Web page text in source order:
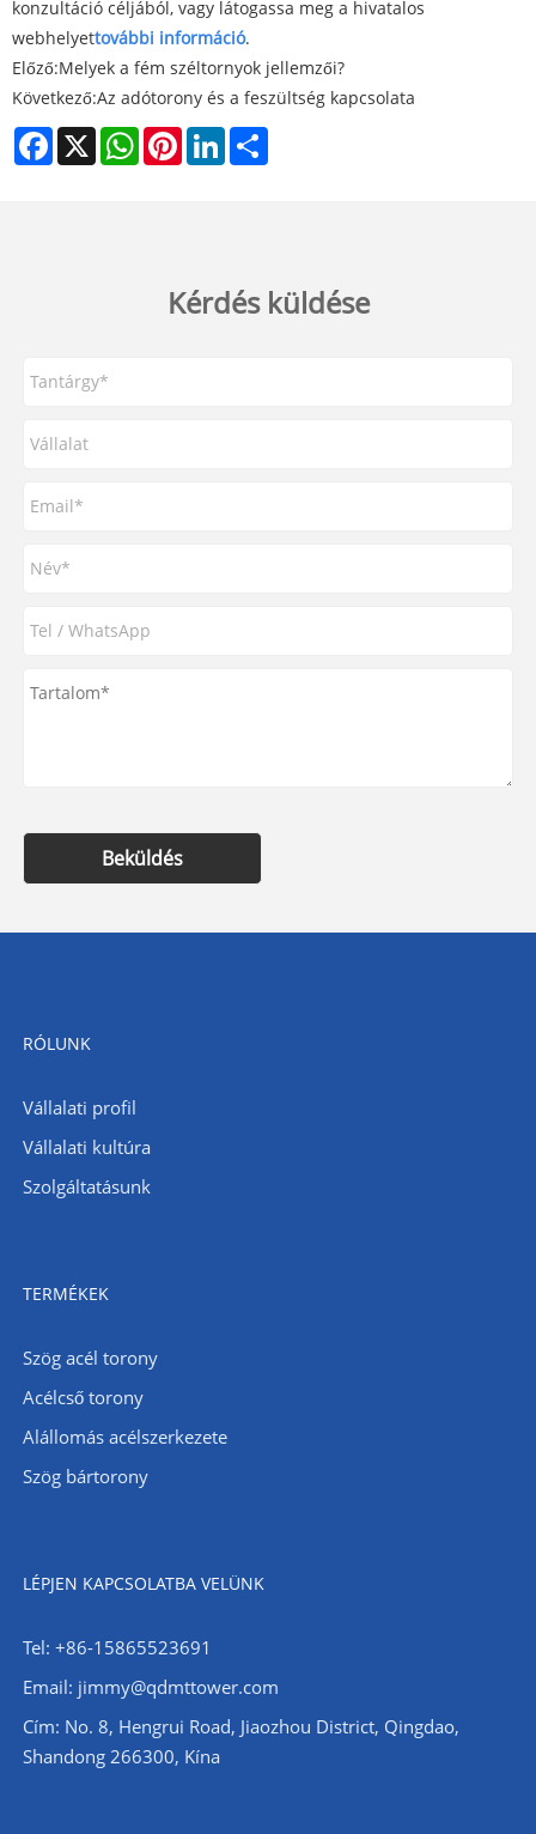
konzultáció céljából, vagy látogassa meg a hivatalos
webhelyettovábbi információ.
Előző:Melyek a fém széltornyok jellemzői?
Következő:Az adótorony és a feszültség kapcsolata
Facebook
X WhatsAppPinterestLinkedIn
Kérdés küldése
Beküldés
RÓLUNK
Vállalati profil
Vállalati kultúra
Szolgáltatásunk
TERMÉKEK
Szög acél torony
Acélcső torony
Alállomás acélszerkezete
Szög bártorony
LÉPJEN KAPCSOLATBA VELÜNK
Tel: +86-15865523691
Email: jimmy@qdmttower.com
Cím: No. 8, Hengrui Road, Jiaozhou District, Qingdao,
Shandong 266300, Kína